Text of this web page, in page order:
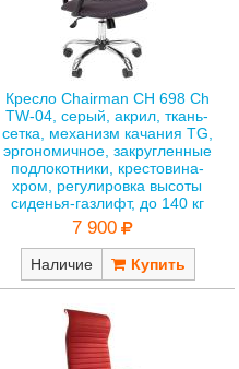
Кресло Chairman CH 698 Ch
TW-04, серый, акрил, ткань-
сетка, механизм качания TG,
эргономичное, закругленные
подлокотники, крестовина-
хром, регулировка высоты
сиденья-газлифт, до 140 кг
7 900
Наличие